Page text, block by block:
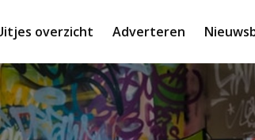
overzicht Adverteren